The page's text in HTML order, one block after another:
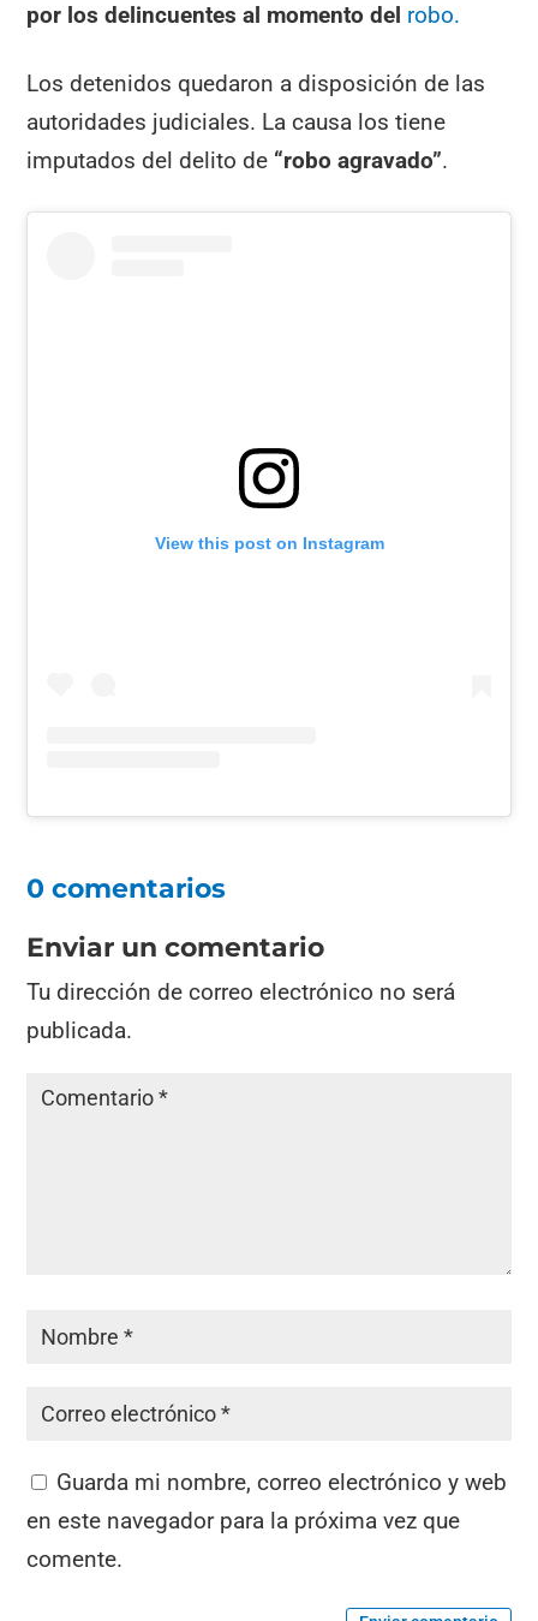
por los delincuentes al momento del robo.
Los detenidos quedaron a disposición de las
autoridades judiciales. La causa los tiene
imputados del delito de “robo agravado”.
View this post on Instagram
0 comentarios
Enviar un comentario
Tu dirección de correo electrónico no será
publicada.
Guarda mi nombre, correo electrónico y web
en este navegador para la próxima vez que
comente.